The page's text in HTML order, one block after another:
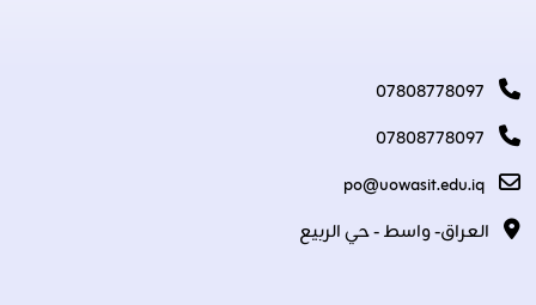
07808778097
07808778097
po@uowasit.edu.iq
العراق- واسط - حي الربيع